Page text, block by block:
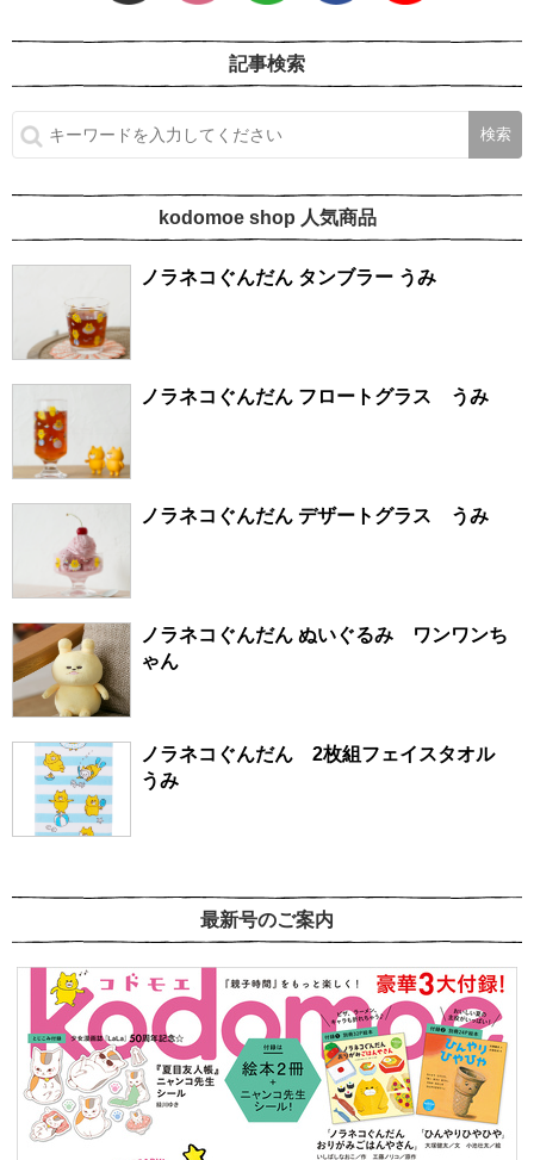
記事検索
kodomoe shop 人気商品
ノラネコぐんだん タンブラー うみ
ノラネコぐんだん フロートグラス うみ
ノラネコぐんだん デザートグラス うみ
ノラネコぐんだん ぬいぐるみ ワンワンち
ゃん
ノラネコぐんだん 2枚組フェイスタオル
うみ
最新号のご案内